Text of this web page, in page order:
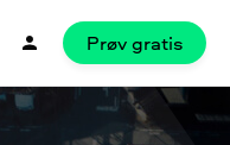
Prøv gratis